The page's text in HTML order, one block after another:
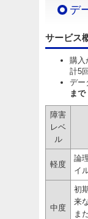
デ
サービス
購入
計5
デー
まで
障害
レベ
ル
軽度
論
イ
中度
初
来
ま